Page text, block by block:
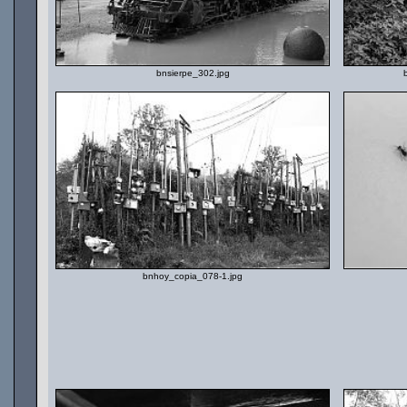
bnsierpe_302.jpg
bnhoy_copia_078-1.jpg